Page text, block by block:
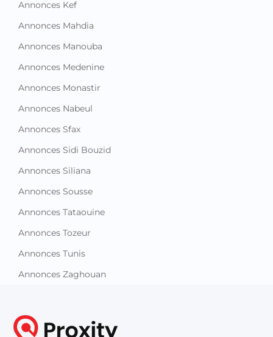
Annonces Kef
Annonces Mahdia
Annonces Manouba
Annonces Medenine
Annonces Monastir
Annonces Nabeul
Annonces Sfax
Annonces Sidi Bouzid
Annonces Siliana
Annonces Sousse
Annonces Tataouine
Annonces Tozeur
Annonces Tunis
Annonces Zaghouan